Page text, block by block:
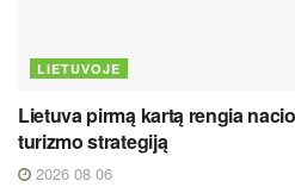
LIETUVOJE
Lietuva pirmą kartą rengia
turizmo strategiją
2026 08 06